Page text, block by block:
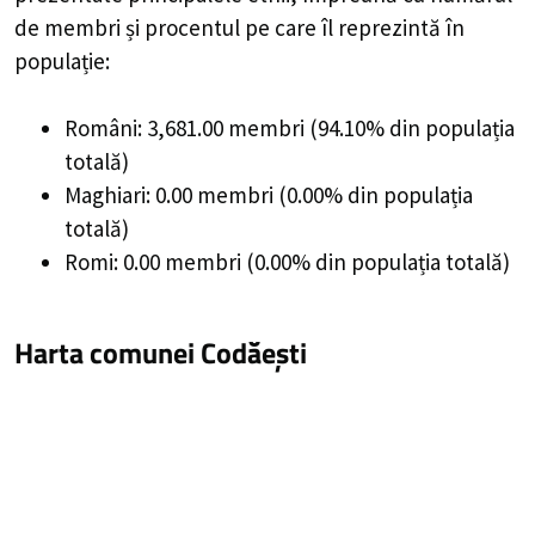
de membri și procentul pe care îl reprezintă în
populație:
Români: 3,681.00 membri (94.10% din populația
totală)
Maghiari: 0.00 membri (0.00% din populația
totală)
Romi: 0.00 membri (0.00% din populația totală)
Harta comunei Codăești